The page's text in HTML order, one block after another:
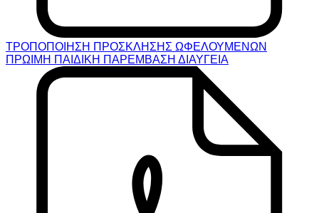
ΤΡΟΠΟΠΟΙΗΣΗ ΠΡΟΣΚΛΗΣΗΣ ΩΦΕΛΟΥΜΕΝΩΝ
ΠΡΩΙΜΗ ΠΑΙΔΙΚΗ ΠΑΡΕΜΒΑΣΗ ΔΙΑΥΓΕΙΑ